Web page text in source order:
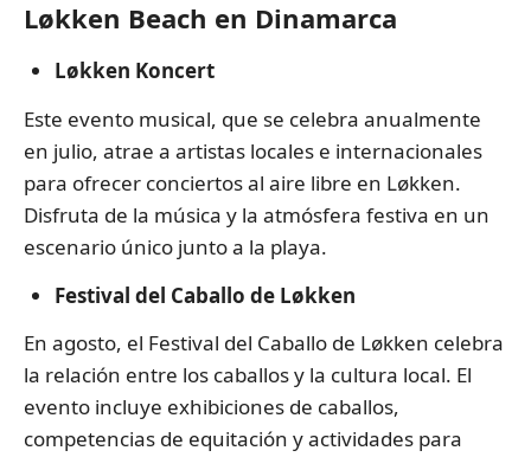
Løkken Beach en Dinamarca
Løkken Koncert
Este evento musical, que se celebra anualmente
en julio, atrae a artistas locales e internacionales
para ofrecer conciertos al aire libre en Løkken.
Disfruta de la música y la atmósfera festiva en un
escenario único junto a la playa.
Festival del Caballo de Løkken
En agosto, el Festival del Caballo de Løkken celebra
la relación entre los caballos y la cultura local. El
evento incluye exhibiciones de caballos,
competencias de equitación y actividades para